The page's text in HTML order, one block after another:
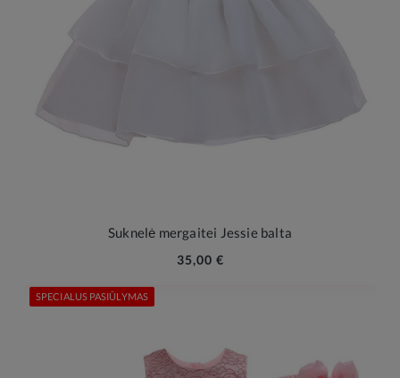
Suknelė mergaitei Jessie balta
35,00 €
SPECIALUS PASIŪLYMAS